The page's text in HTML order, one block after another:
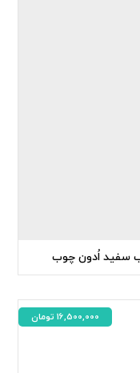
سفید اُدون چوب
16,500,000 تومان